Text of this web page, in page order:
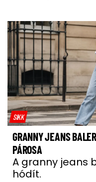
SIKK
GRANNY JEANS
PÁROSA
A granny jeans
hódít.